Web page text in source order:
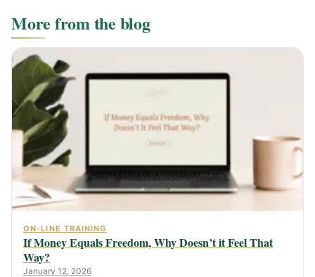
More from the blog
ON-LINE TRAINING
If Money Equals Freedom, Why Doesn’t it Feel That
Way?
January 12, 2026